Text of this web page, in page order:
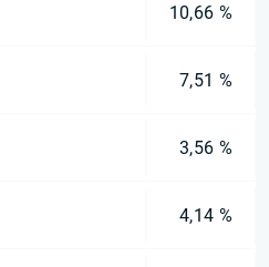
10,66 %
7,51 %
3,56 %
4,14 %